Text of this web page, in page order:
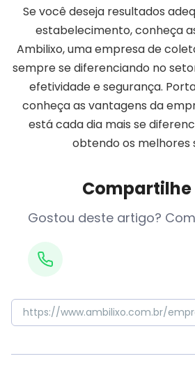
Se você deseja resultados
estabelecimento, conheça
Ambilixo, uma empresa de
sempre se diferenciando no
efetividade e segurança.
conheça as vantagens da
está cada dia mais se
obtendo os melhores
Compartilhe
Gostou deste artigo?